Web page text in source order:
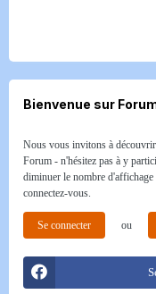
Bienvenue sur
Nous vous invitons à
Forum - n'hésitez pas à y
diminuer le nombre
connectez-vous.
Se connecter ou